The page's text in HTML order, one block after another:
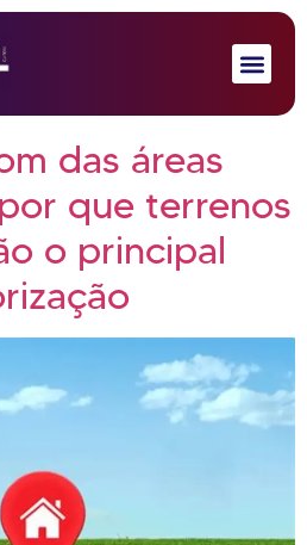
das áreas
que terrenos
o principal